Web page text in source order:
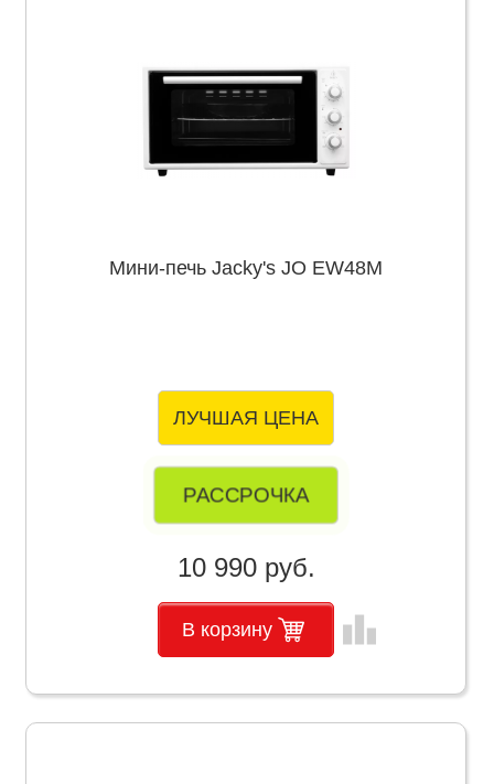
Мини-печь Jacky's JO EW48M
ЛУЧШАЯ ЦЕНА
РАССРОЧКА
10 990 руб.
В корзину leaderboard